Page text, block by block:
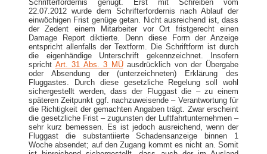
Schrifterfordernis genügt. Erst mit Schreiben vom
22.07.2012 wurde dem Schrifterfordernis nach Ablauf der
einwöchigen Frist genüge getan. Nicht ausreichend ist, dass
der Zedent einem Mitarbeiter vor Ort fristgerecht einen
Damage Report diktierte. Denn diese Form der Anzeige
entspricht allenfalls der Textform. Die Schriftform ist durch
die eigenhändige Unterschrift gekennzeichnet. Insofern
spricht Art. 31 Abs. 3 MÜausdrücklich von der Übergabe
oder Absendung der (unterzeichneten) Erklärung des
Fluggastes. Durch diese gesetzliche Regelung soll wohl
sichergestellt werden, dass der Fluggast die – zu einem
späteren Zeitpunkt ggf. nachzuweisende – Verantwortung für
die Richtigkeit der gemachten Angaben trägt. Zwar erscheint
die gesetzliche Frist – zugunsten der Luftfahrtunternehmen –
sehr kurz bemessen. Es ist jedoch ausreichend, wenn der
Fluggast die substantiierte Schadensanzeige binnen 1
Woche absendet; auf den Zugang kommt es nicht an. Somit